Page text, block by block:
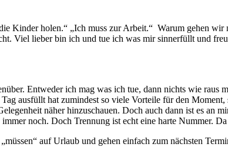
Kinder holen.“ „Ich muss zur Arbeit.“ Warum gehen
Viel lieber bin ich und tue ich was mir sinnerfüllt und
Entweder ich mag was ich tue, dann nichts wie
ausfüllt hat zumindest so viele Vorteile für den
näher hinzuschauen. Doch auch dann ist es an
noch. Doch Trennung ist echt eine harte Nummer.
auf Urlaub und gehen einfach zum nächsten